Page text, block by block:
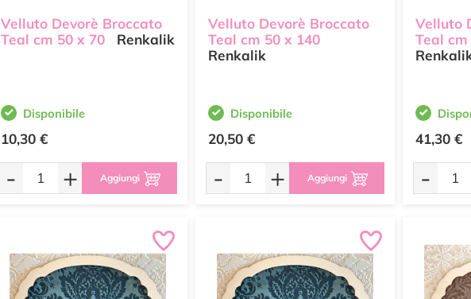
Velluto Devorè Broccato
Teal cm 50 x 70
Renkalik
Disponibile
10,30 €
- + Aggiungi
Velluto Devorè Broccato
Teal cm 50 x 140
Renkalik
Disponibile
20,50 €
- + Aggiungi
Velluto
Teal
41,30 €
-